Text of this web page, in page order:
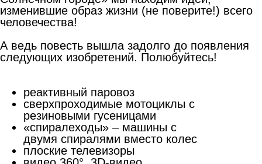
изменившие образ жизни (не поверите!) всего
человечества!
А ведь повесть вышла задолго до появления
следующих изобретений. Полюбуйтесь!
реактивный паровоз
сверхпроходимые мотоциклы с
резиновыми гусеницами
«спиралеходы» – машины с
двумя спиралями вместо колес
плоские телевизоры